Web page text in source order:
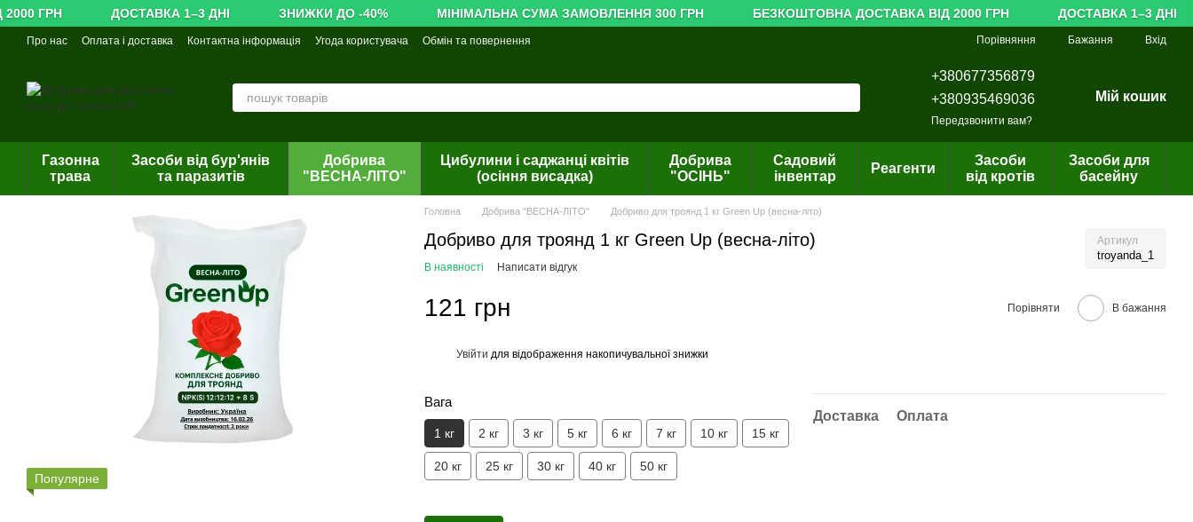
Перейти до основного контенту
ГРН ДОСТАВКА 1–3 ДНІ ЗНИЖКИ ДО -40% МІНІМАЛЬНА СУМА ЗАМОВЛЕННЯ 300 ГРН БЕЗКОШТОВНА ДОСТАВКА ВІД 2000 ГРН ДОСТАВКА 1–3 ДНІ
Про нас Оплата і доставка Контактна інформація Угода користувача Обмін та повернення Порівняння Бажання Вхід
+380677356879
+380935469036
Передзвонити вам?
Мій кошик
Газонна
трава
Засоби від бур'янів
та паразитів
Добрива
"ВЕСНА-ЛІТО"
Цибулини і саджанці квітів
(осіння висадка)
Добрива
"ОСІНЬ"
Садовий
інвентар
Реагенти
Засоби
від кротів
Засоби для
басейну
Популярне
Головна Добрива "ВЕСНА-ЛІТО" Добриво для троянд 1 кг Green Up (весна-літо)
Добриво для троянд 1 кг Green Up (весна-літо) Артикул
troyanda_1
В наявності Написати відгук
121 грн Порівняти В бажання
Увійти для відображення накопичувальної знижки
Вага
1 кг 2 кг 3 кг 5 кг 6 кг 7 кг 10 кг 15 кг
20 кг 25 кг 30 кг 40 кг 50 кг
Доставка Оплата